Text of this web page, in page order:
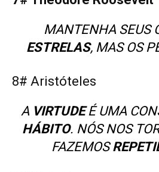
MANTENHA SEUS
ESTRELAS, MAS OS
8# Aristóteles
A VIRTUDEÉ UMA
HÁBITO. NÓS NOS
FAZEMOS